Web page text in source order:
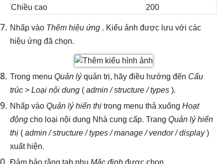
Chiều cao 200
Nhấp vào Thêm hiệu ứng . Kiểu ảnh được lưu với các
hiệu ứng đã chọn.
Trong menuQuản lýquản trị, hãy điều hướng đến Cấu
trúc >Loại nội dung (admin / structure / types ).
Nhấp vàoQuản lý hiển thị trong menu thả xuốngHoạt
động cho loại nội dung Nhà cung cấp. TrangQuản lý hiển
thị (admin / structure / types / manage / vendor / display)
xuất hiện.
Đảm bảo rằng tab phụMặc định được chọn.